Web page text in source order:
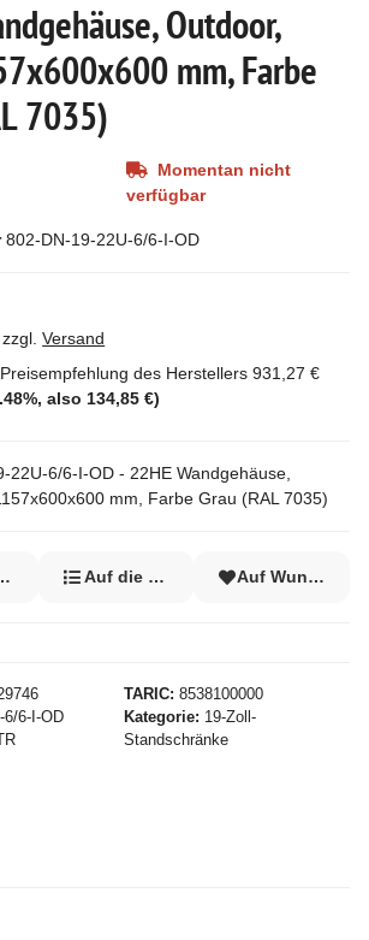
Outdoor,
mm, Farbe
7035)
802-DN-19-22U-6/6-I-OD
6/6-I-OD
TARIC 8538100000
Kategorie 19-Zoll-
Standschränke
22U-6/6-I-OD - 22HE Wandgehäuse,
mm, Farbe Grau (RAL 7035)
zzgl.Versand
des Herstellers 931,27 €
, also 134,85 €)
Artikel Auf die Vergleichsliste
Auf
Momentan nicht
verfügbar